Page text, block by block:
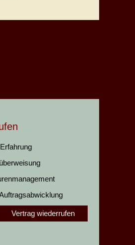
Vertrag wiederrufen